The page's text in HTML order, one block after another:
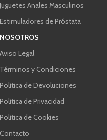
Juguetes Anales Masculinos
Estimuladores de Próstata
NOSOTROS
Aviso Legal
Términos y Condiciones
Política de Devoluciones
Política de Privacidad
Política de Cookies
Contacto